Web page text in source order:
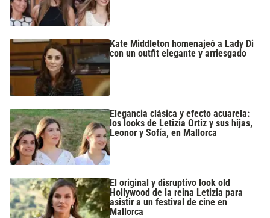
Kate Middleton homenajeó a Lady Di
con un outfit elegante y arriesgado
Elegancia clásica y efecto acuarela:
los looks de Letizia Ortiz y sus hijas,
Leonor y Sofía, en Mallorca
El original y disruptivo look old
Hollywood de la reina Letizia para
asistir a un festival de cine en
Mallorca